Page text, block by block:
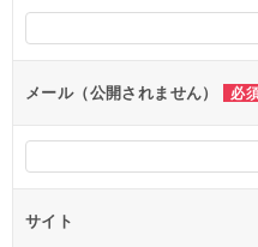
シ
ョ
ンメール（公開されません） 必
サイト